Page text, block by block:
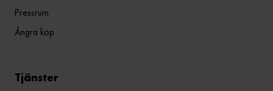
Pressrum
Ångra köp
Tjänster